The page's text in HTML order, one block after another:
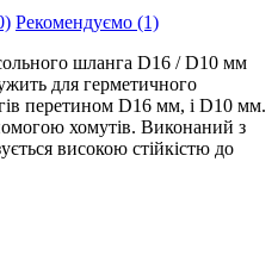
Рекомендуємо (1)
шланга D16 / D10 мм
для герметичного
перетином D16 мм, і D10 мм.
хомутів. Виконаний з
високою стійкістю до